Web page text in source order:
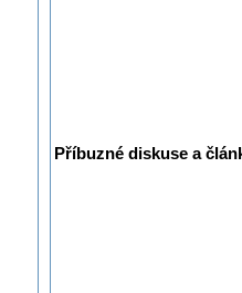
Příbuzné diskuse a